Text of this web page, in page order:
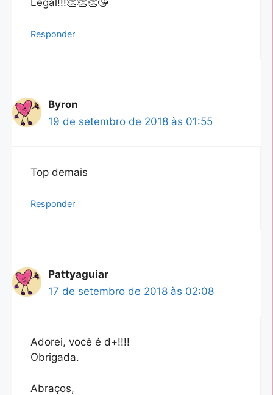
Legal!!!👏👏👏😘
Responder
Byron
19 de setembro de 2018 às 01:55
Top demais
Responder
Pattyaguiar
17 de setembro de 2018 às 02:08
Adorei, você é d+!!!!
Obrigada.
Abraços,